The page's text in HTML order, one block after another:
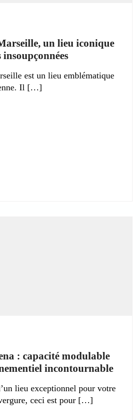
un lieu iconique
est un lieu emblématique
Il
: capacité modulable
incontournable
lieu exceptionnel pour votre
ceci est pour